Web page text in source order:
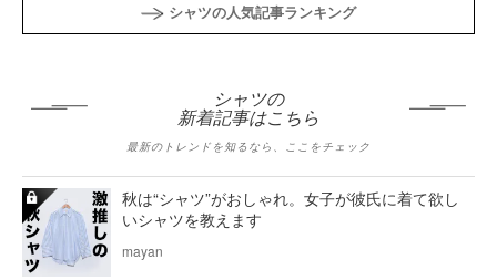
シャツの人気記事ランキング
シャツの
新着記事はこちら
最新のトレンドを知るなら、ここをチェック
秋は“シャツ”がおしゃれ。女子が彼氏に着て欲し
いシャツを教えます
mayan